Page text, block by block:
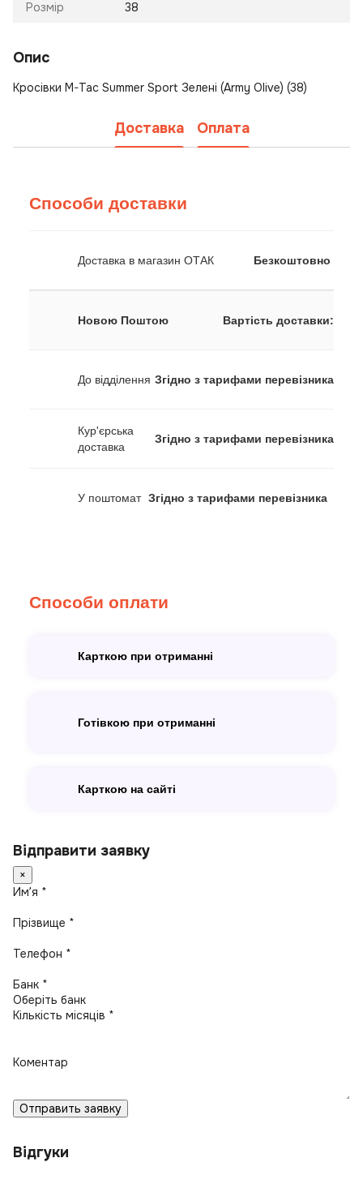
Розмір 38
Опис
Кросівки M-Tac Summer Sport Зелені (Army Olive) (38)
Доставка Оплата
Способи доставки
Доставка в магазин ОТАК Безкоштовно
Новою Поштою Вартість доставки:
До відділення Згідно з тарифами перевізника
Кур'єрська
доставка
Згідно з тарифами перевізника
У поштомат Згідно з тарифами перевізника
Способи оплати
Карткою при отриманні
Готівкою при отриманні
Карткою на сайті
Відправити заявку
×
Имʼя *
Прізвище *
Телефон *
Банк *
Кількість місяців *
Коментар
Отправить заявку
Відгуки